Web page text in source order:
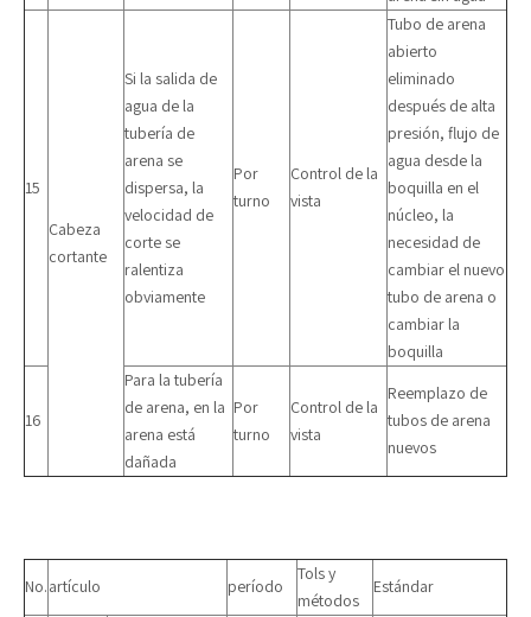
15
Cabeza
cortante
Si la salida de
agua de la
tubería de
arena se
dispersa, la
velocidad de
corte se
ralentiza
obviamente
Por
turno
Control de la
vista
Tubo de arena
abierto
eliminado
después de alta
presión, flujo de
agua desde la
boquilla en el
núcleo, la
necesidad de
cambiar el nuevo
tubo de arena o
cambiar la
boquilla
16
Para la tubería
de arena, en la
arena está
dañada
Por
turno
Control de la
vista
Reemplazo de
tubos de arena
nuevos
No.artículo período
Tols y
métodos
Estándar